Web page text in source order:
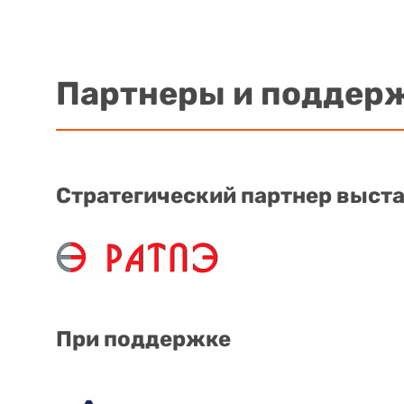
Партнеры и
Стратегический партнер
При поддержке